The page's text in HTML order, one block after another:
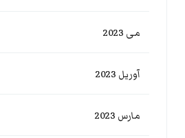
می 2023
آوریل 2023
مارس 2023